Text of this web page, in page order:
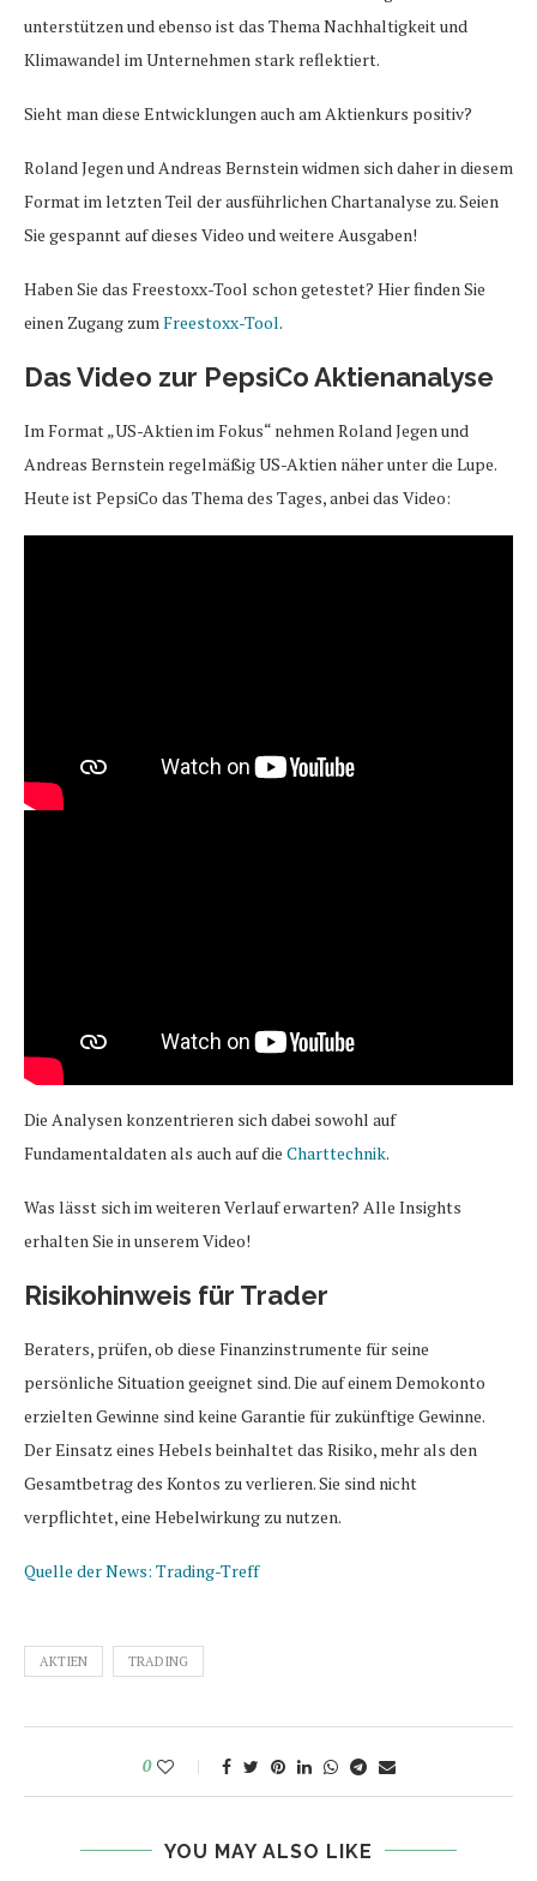
unterstützen und ebenso ist das Thema Nachhaltigkeit und
Klimawandel im Unternehmen stark reflektiert.
Sieht man diese Entwicklungen auch am Aktienkurs positiv?
Roland Jegen und Andreas Bernstein widmen sich daher in diesem
Format im letzten Teil der ausführlichen Chartanalyse zu. Seien
Sie gespannt auf dieses Video und weitere Ausgaben!
Haben Sie das Freestoxx-Tool schon getestet? Hier finden Sie
einen Zugang zum Freestoxx-Tool.
Das Video zur PepsiCo Aktienanalyse
Im Format „US-Aktien im Fokus“ nehmen Roland Jegen und
Andreas Bernstein regelmäßig US-Aktien näher unter die Lupe.
Heute ist PepsiCo das Thema des Tages, anbei das Video:
Die Analysen konzentrieren sich dabei sowohl auf
Fundamentaldaten als auch auf die Charttechnik.
Was lässt sich im weiteren Verlauf erwarten? Alle Insights
erhalten Sie in unserem Video!
Risikohinweis für Trader
Beraters, prüfen, ob diese Finanzinstrumente für seine
persönliche Situation geeignet sind. Die auf einem Demokonto
erzielten Gewinne sind keine Garantie für zukünftige Gewinne.
Der Einsatz eines Hebels beinhaltet das Risiko, mehr als den
Gesamtbetrag des Kontos zu verlieren. Sie sind nicht
verpflichtet, eine Hebelwirkung zu nutzen.
Quelle der News: Trading-Treff
AKTIEN TRADING
0
YOU MAY ALSO LIKE